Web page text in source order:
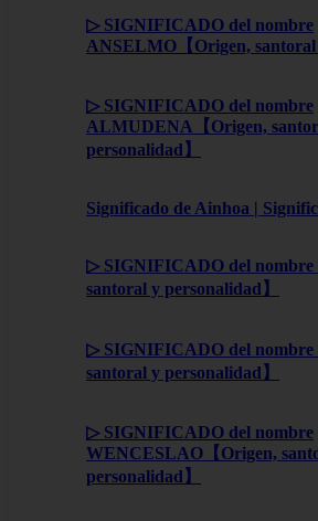
▷ SIGNIFICADO del nombre
ANSELMO【Origen, santoral
▷ SIGNIFICADO del nombre
ALMUDENA【Origen,
personalidad】
Significado de Ainhoa |
▷ SIGNIFICADO del nombre
santoral y personalidad】
▷ SIGNIFICADO del nombre
santoral y personalidad】
▷ SIGNIFICADO del nombre
WENCESLAO【Origen,
personalidad】